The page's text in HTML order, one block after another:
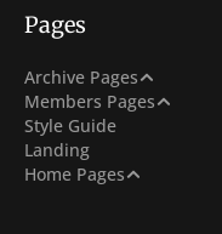
Pages
Archive Pages
Post Archive
Tag Archive
Author Archive
Members Pages
Sign In
Sign Up
Subscribe
Style Guide
Landing
Home Pages
With Carousel + 3 Col Hero